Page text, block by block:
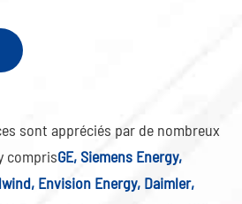
sont appréciés par de nombreux
comprisGE, Siemens Energy,
Envision Energy, Daimler,